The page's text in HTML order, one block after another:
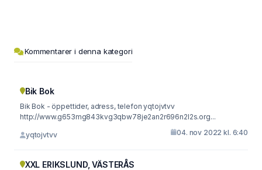
Kommentarer i denna kategori
Bik Bok
Bik Bok - öppettider, adress, telefon yqtojvtvv
http://www.g653mg843kvg3qbw78je2an2r696n2l2s.org...
yqtojvtvv 04. nov 2022 kl. 6:40
XXL ERIKSLUND, VÄSTERÅS